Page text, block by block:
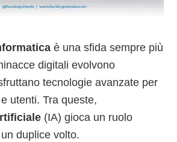
è una sfida sempre più
digitali evolvono
tecnologie avanzate per
utenti. Tra queste,
(IA) gioca un ruolo
duplice volto.